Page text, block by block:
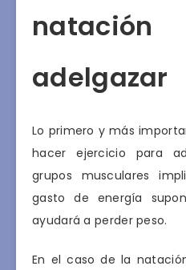
adelgazar
Lo primero y más
hacer ejercicio para
grupos musculares
gasto de energía
ayudará a perder peso.
En el caso de la